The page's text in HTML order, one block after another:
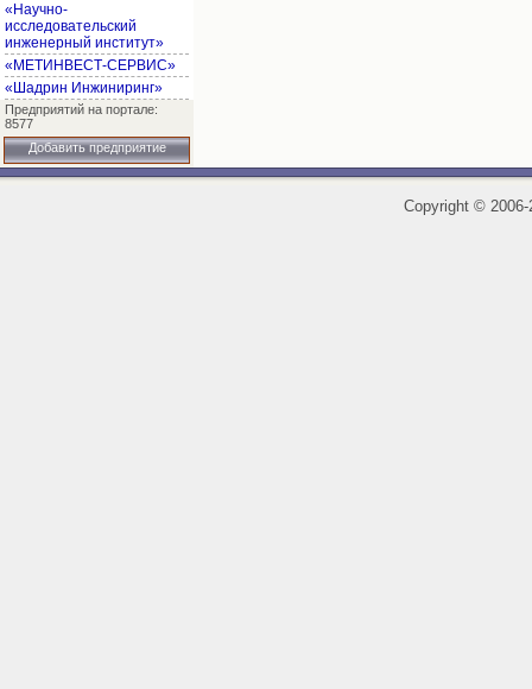
«Научно-
исследовательский
инженерный институт»
«МЕТИНВЕСТ-СЕРВИС»
«Шадрин Инжиниринг»
Предприятий на портале:
8577
Добавить предприятие
Copyright ©